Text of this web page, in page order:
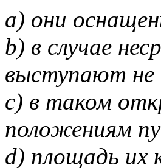
a) они
b) в случае
выступают не
c) в таком
положениям
d) площадь их